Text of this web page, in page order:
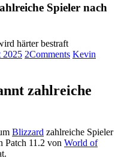
Spieler nach
2025 2Comments Kevin
zahlreiche
Blizzard zahlreiche Spieler
Patch 11.2 von World of